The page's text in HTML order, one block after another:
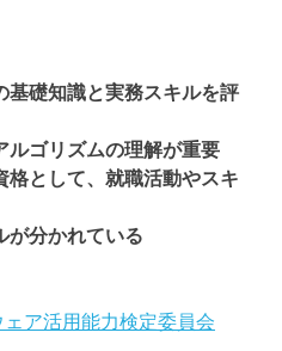
基礎知識と実務スキルを評
ルゴリズムの理解が重要
格として、就職活動やスキ
が分かれている
ア活用能力検定委員会